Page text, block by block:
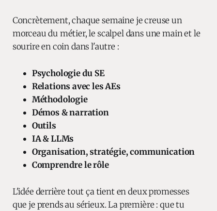
Concrètement, chaque semaine je creuse un
morceau du métier, le scalpel dans une main et le
sourire en coin dans l'autre :
Psychologie du SE
Relations avec les AEs
Méthodologie
Démos & narration
Outils
IA & LLMs
Organisation, stratégie, communication
Comprendre le rôle
L'idée derrière tout ça tient en deux promesses
que je prends au sérieux. La première : que tu